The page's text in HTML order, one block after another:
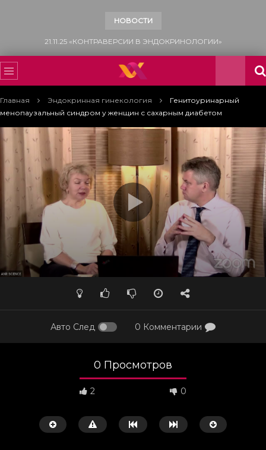
НОВОСТИ
15.11.25 «ВСЕМИРНЫЙ ДЕНЬ БОРЬБЫ С САХАРНЫМ ДИАБЕТОМ»
Главная Эндокринная гинекология
Генитоуринарный
менопаузальный синдром у женщин с сахарным диабетом
Авто След 0 Комментарии
0 Просмотров
2 0